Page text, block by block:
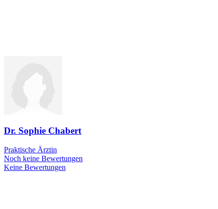
Dr. Sophie Chabert
Praktische Ärztin
Noch keine Bewertungen
Keine Bewertungen